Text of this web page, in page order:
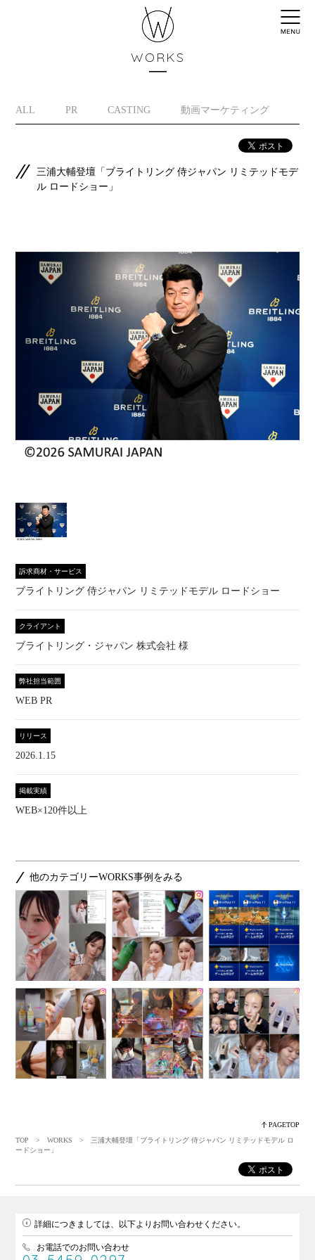
WORKS
ALL PR CASTING 動画マーケティング
三浦大輔登壇「ブライトリング 侍ジャパン リミテッドモデ
ル ロードショー」
訴求商材・サービス
ブライトリング 侍ジャパン リミテッドモデル ロードショー
クライアント
ブライトリング・ジャパン 株式会社 様
弊社担当範囲
WEB PR
リリース
2026.1.15
掲載実績
WEB×120件以上
他のカテゴリーWORKS事例をみる
PAGETOP
TOP
>WORKS
> 三浦大輔登壇「ブライトリング 侍ジャパン リミテッドモデル ロ
ードショー」
詳細につきましては、以下よりお問い合わせください。
お電話でのお問い合わせ